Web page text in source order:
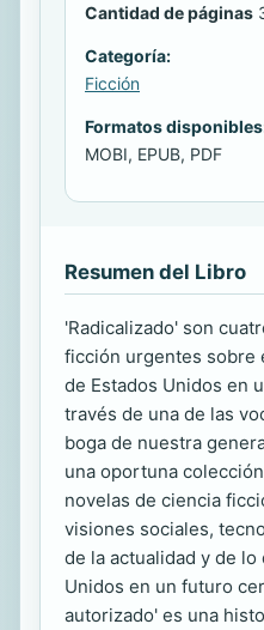
Cantidad de páginas
Categoría:
Ficción
Formatos
MOBI, EPUB, PDF
Resumen del Libro
'Radicalizado' son
ficción urgentes sobre
de Estados Unidos en
través de una de las
boga de nuestra
una oportuna
novelas de ciencia
visiones sociales,
de la actualidad y de
Unidos en un futuro
autorizado' es una